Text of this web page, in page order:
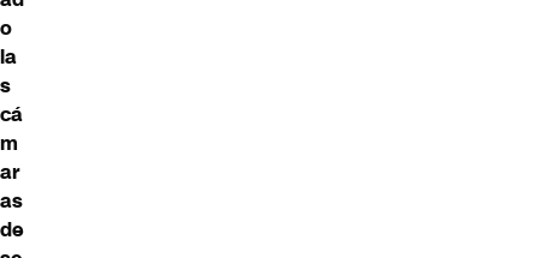
o
la
s
cá
m
ar
as
de